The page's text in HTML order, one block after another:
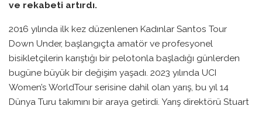
ve rekabeti artırdı.
2016 yılında ilk kez düzenlenen Kadınlar Santos Tour
Down Under, başlangıçta amatör ve profesyonel
bisikletçilerin karıştığı bir pelotonla başladığı günlerden
bugüne büyük bir değişim yaşadı. 2023 yılında UCI
Women’s WorldTour serisine dahil olan yarış, bu yıl 14
Dünya Turu takımını bir araya getirdi. Yarış direktörü Stuart